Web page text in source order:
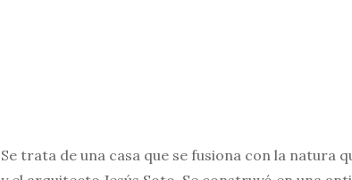
Se trata de una casa que se fusiona con la natura